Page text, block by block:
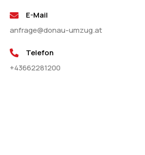
E-Mail
anfrage@donau-umzug.at
Telefon
+43662281200